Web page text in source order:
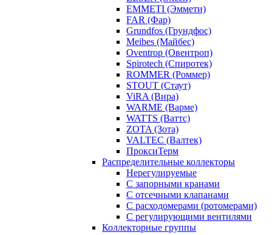
EMMETI (Эммети)
FAR (Фар)
Grundfos (Грундфос)
Meibes (Майбес)
Oventrop (Овентроп)
Spirotech (Спиротек)
ROMMER (Роммер)
STOUT (Стаут)
ViRA (Вира)
WARME (Варме)
WATTS (Ваттс)
ZOTA (Зота)
VALTEC (Валтек)
ПроксиТерм
Распределительные коллекторы
Нерегулируемые
С запорными кранами
С отсечными клапанами
С расходомерами (ротомерами)
С регулирующими вентилями
Коллекторные группы